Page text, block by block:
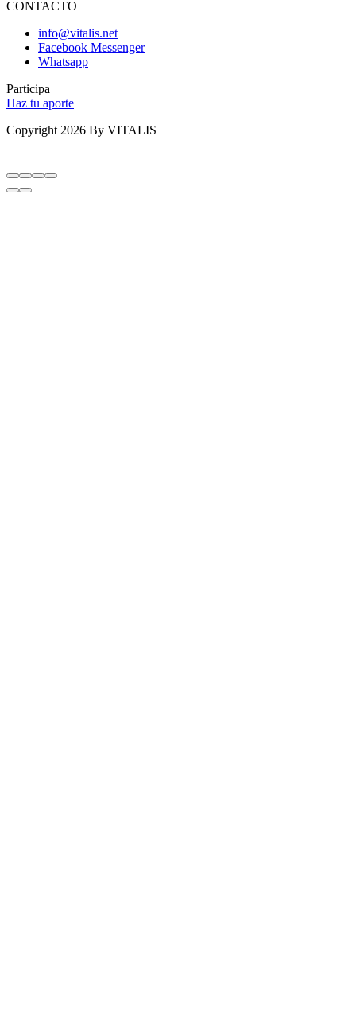
CONTACTO
info@vitalis.net
Facebook Messenger
Whatsapp
Participa
Haz tu aporte
Copyright 2026 By VITALIS